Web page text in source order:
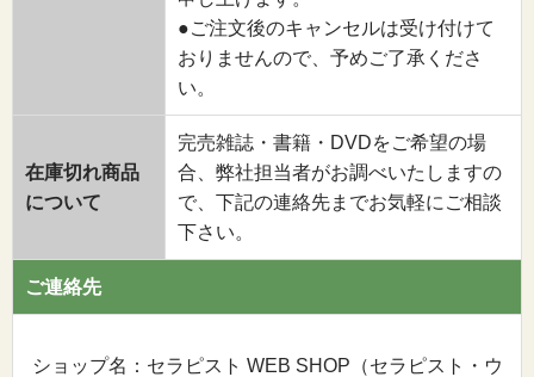
●ご注文後のキャンセルは受け付けて
おりませんので、予めご了承くださ
い。
在庫切れ商品
について
完売雑誌・書籍・DVDをご希望の場
合、弊社担当者がお調べいたしますの
で、下記の連絡先までお気軽にご相談
下さい。
ご連絡先
ショップ名：セラピスト WEB SHOP（セラピスト・ウ